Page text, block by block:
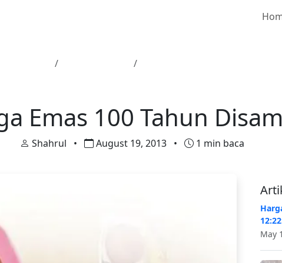
Emas 100 Tahun
Shahrul • August 19, 2013 • 1 min baca
May